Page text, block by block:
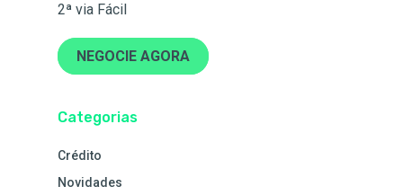
2ª via Fácil
NEGOCIE AGORA
Categorias
Crédito
Novidades